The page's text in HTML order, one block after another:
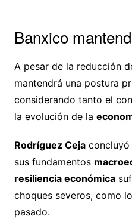
Banxico
A pesar de la reducción
mantendrá una postura
considerando tanto el
la evolución de la
Rodríguez Cejaconcluyó
sus fundamentos
resiliencia económica
choques severos, como
pasado.